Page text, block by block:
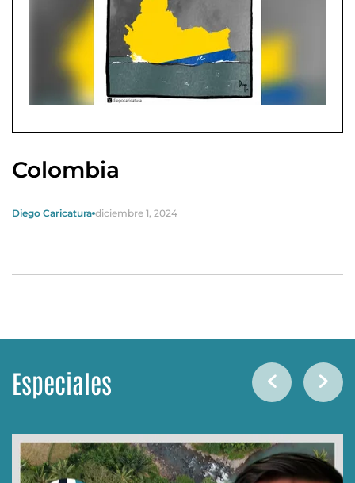
Colombia
Diego Caricatura diciembre 1, 2024
Especiales